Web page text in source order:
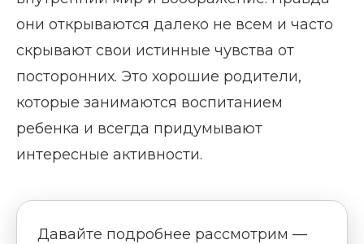
они открываются далеко не всем и часто
скрывают свои истинные чувства от
посторонних. Это хорошие родители,
которые занимаются воспитанием
ребенка и всегда придумывают
интересные активности.
Давайте подробнее рассмотрим —